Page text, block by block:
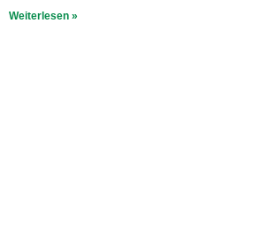
Weiterlesen »